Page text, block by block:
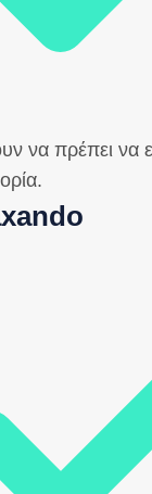
να πρέπει να